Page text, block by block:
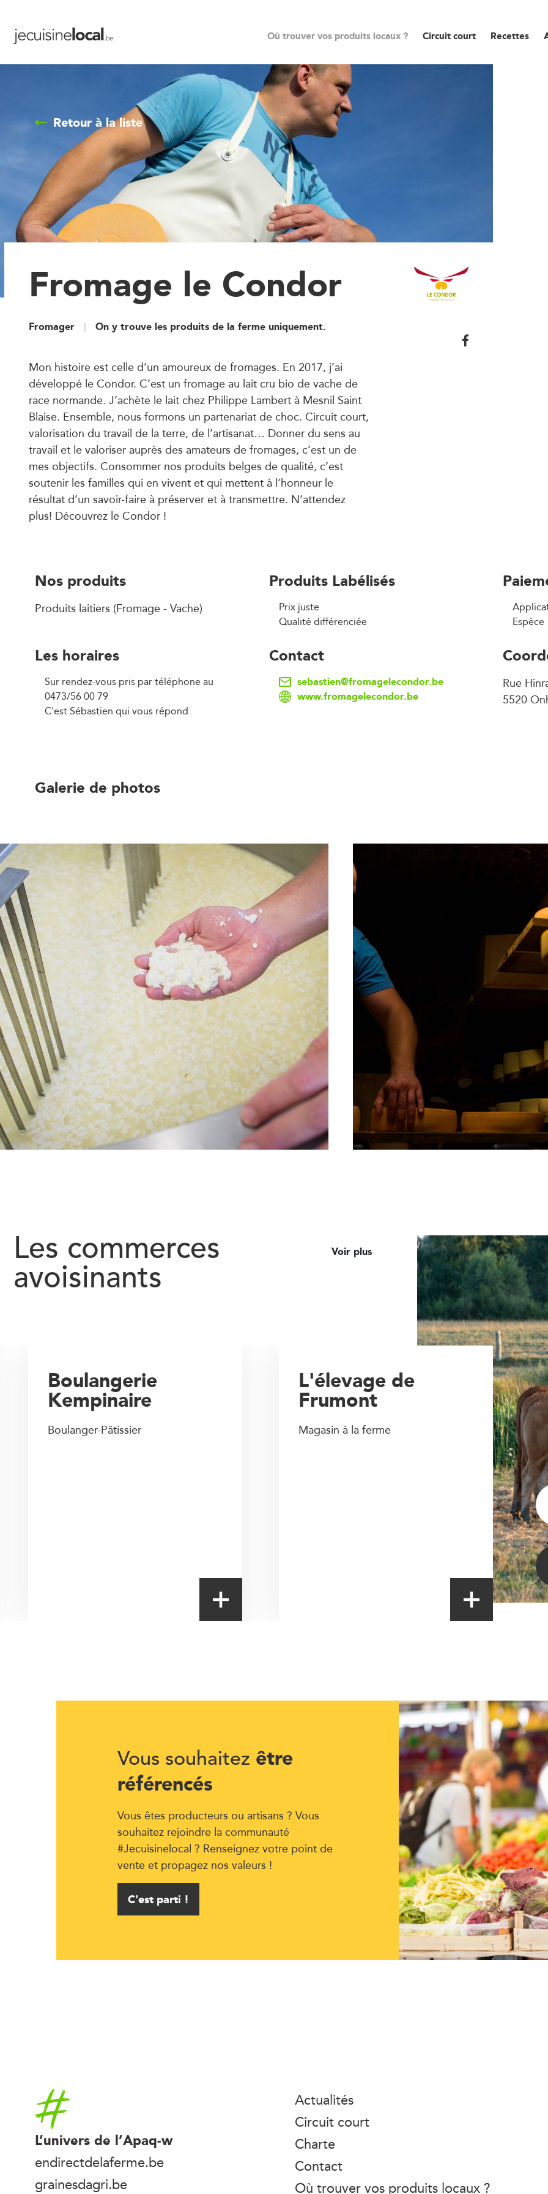
Où trouver vos produits locaux ? Circuit court Recettes
Retour à la liste
Fromage le Condor
Fromager On y trouve les produits de la ferme uniquement.
Mon histoire est celle d’un amoureux de fromages. En 2017, j’ai
développé le Condor. C’est un fromage au lait cru bio de vache de
race normande. J’achète le lait chez Philippe Lambert à Mesnil Saint
Blaise. Ensemble, nous formons un partenariat de choc. Circuit court,
valorisation du travail de la terre, de l’artisanat… Donner du sens au
travail et le valoriser auprès des amateurs de fromages, c’est un de
mes objectifs. Consommer nos produits belges de qualité, c’est
soutenir les familles qui en vivent et qui mettent à l’honneur le
résultat d’un savoir-faire à préserver et à transmettre. N’attendez
plus! Découvrez le Condor !
Nos produits
Produits laitiers (Fromage - Vache)
Produits Labélisés
Prix juste
Qualité différenciée
Espèce
Les horaires
Sur rendez-vous pris par téléphone au
0473/56 00 79
C'est Sébastien qui vous répond
Contact
sebastien@fromagelecondor.be
www.fromagelecondor.be
Rue
5520
Galerie de photos
Les commerces
avoisinants
Voir plus
L'élevage de
Frumont
Magasin à la ferme
Boulangerie
Kempinaire
Boulanger-Pâtissier
Vous souhaitez être
référencés
Vous êtes producteurs ou artisans ? Vous
souhaitez rejoindre la communauté
#Jecuisinelocal ? Renseignez votre point de
vente et propagez nos valeurs !
C'est parti !
Accueil
L’univers de l’Apaq-w
endirectdelaferme.be
grainesdagri.be
Actualités
Circuit court
Charte
Contact
Où trouver vos produits locaux ?